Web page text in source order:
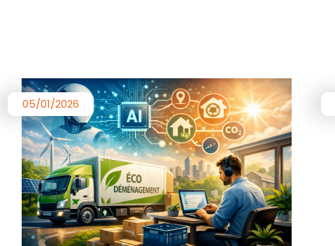
05/01/2026